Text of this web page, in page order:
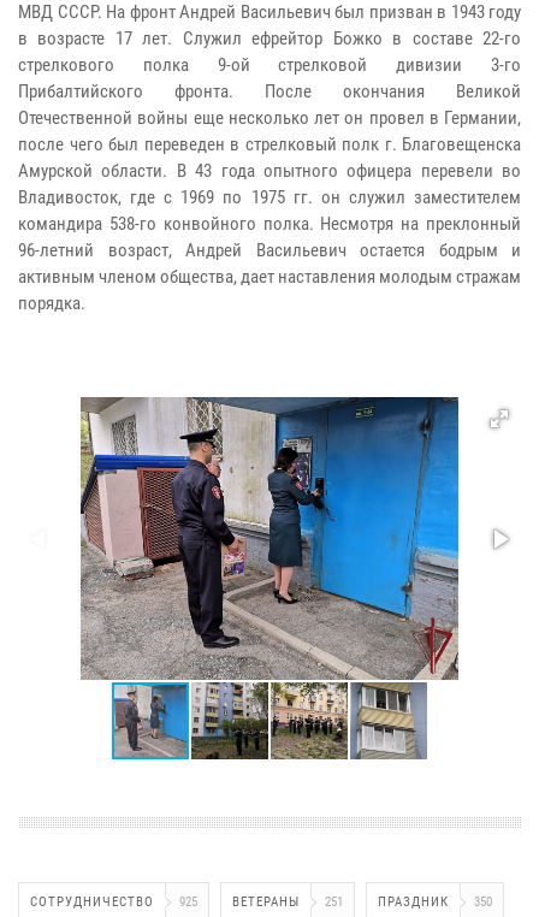
МВД СССР. На фронт Андрей Васильевич был призван в 1943 году
в возрасте 17 лет. Служил ефрейтор Божко в составе 22-го
стрелкового полка 9-ой стрелковой дивизии 3-го
Прибалтийского фронта. После окончания Великой
Отечественной войны еще несколько лет он провел в Германии,
после чего был переведен в стрелковый полк г. Благовещенска
Амурской области. В 43 года опытного офицера перевели во
Владивосток, где с 1969 по 1975 гг. он служил заместителем
командира 538-го конвойного полка. Несмотря на преклонный
96-летний возраст, Андрей Васильевич остается бодрым и
активным членом общества, дает наставления молодым стражам
порядка.
СОТРУДНИЧЕСТВО 925 ВЕТЕРАНЫ 251 ПРАЗДНИК 350